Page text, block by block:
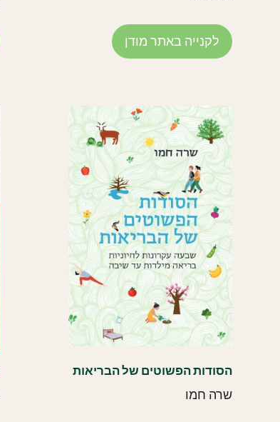
לקנייה באתר מודן
הסודות הפשוטים של הבריאות
שרה חמו